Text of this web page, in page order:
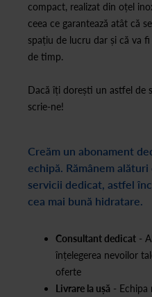
compact, realizat din oțel
ceea ce garantează atât că
spațiu de lucru dar și că va
de timp.
Dacă îți dorești un astfel de
scrie-ne!
Creăm un abonament
echipă. Rămânem
servicii dedicat, astfel
cea mai bună hidratare.
Consultant dedicat -
înțelegerea nevoilor
oferte
Livrare la ușă - Echipa